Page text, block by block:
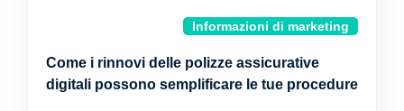
Informazioni di marketing
Come i rinnovi delle polizze assicurative
digitali possono semplificare le tue procedure